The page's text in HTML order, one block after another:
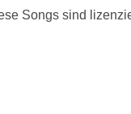
Songs sind